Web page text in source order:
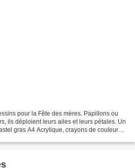
pour la Fête des mères. Papillons ou
ils déploient leurs ailes et leurs pétales. Un
gras A4 Acrylique, crayons de couleurs